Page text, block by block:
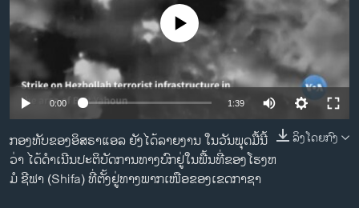
ຊີວິດຊາວລາວ
ຊຸມຊົນຊາວລາວ
ວິທະຍາສາດ-ເທັກໂນໂລຈີ
ທຸລະກິດ
ວີດີໂອ
ສຽງ
No media source currently available
0:00 1:39
ລິງໂດຍກົງ
ກອງທັບຂອງອິສຣາແອລ ຍັງໄດ້ລາຍງານ ໃນວັນພຸດມື້ນີ້
ວ່າ ໄດ້ດຳເນີນປະຕິບັດການທາງບົກຢູ່ໃນພື້ນທີ່ຂອງໂຮງຫ
ມໍ ຊີຟາ (Shifa) ທີ່ຕັ້ງຢູ່ທາງພາກເໜືອຂອງເຂດກາຊາ